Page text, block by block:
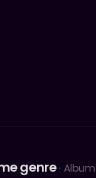
genre· Album